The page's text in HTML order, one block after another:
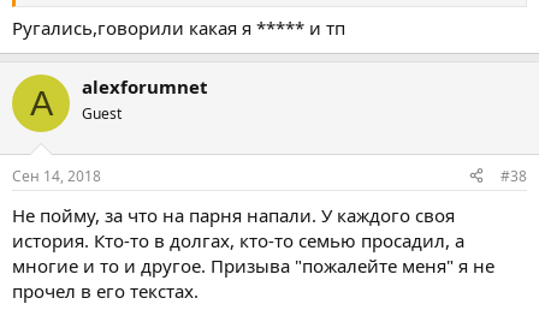
Ругались,говорили какая я ***** и тп
A alexforumnet
Guest
Сен 14, 2018 #38
Не пойму, за что на парня напали. У каждого своя
история. Кто-то в долгах, кто-то семью просадил, а
многие и то и другое. Призыва "пожалейте меня" я не
прочел в его текстах.